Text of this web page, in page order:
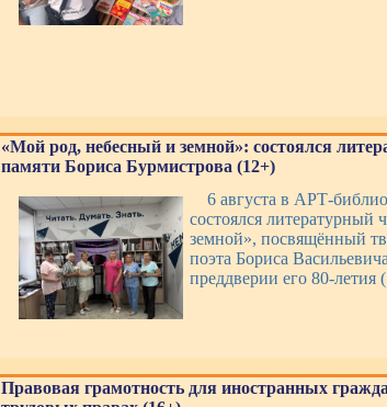
«Мой род, небесный и земной»: состоялся
памяти Бориса Бурмистрова (12+)
6 августа в АРТ-
состоялся
земной», посвящённый
поэта Бориса
преддверии его 80-летия
Правовая грамотность для иностранных